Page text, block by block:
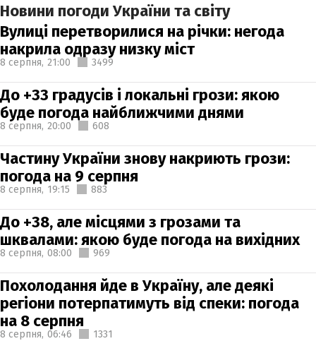
Новини погоди України та світу
Вулиці перетворилися на річки: негода
накрила одразу низку міст
8 серпня, 21:00 3499
До +33 градусів і локальні грози: якою
буде погода найближчими днями
8 серпня, 20:00 608
Частину України знову накриють грози:
погода на 9 серпня
8 серпня, 19:15 883
До +38, але місцями з грозами та
шквалами: якою буде погода на вихідних
8 серпня, 08:00 969
Похолодання йде в Україну, але деякі
регіони потерпатимуть від спеки: погода
на 8 серпня
8 серпня, 06:46 1331